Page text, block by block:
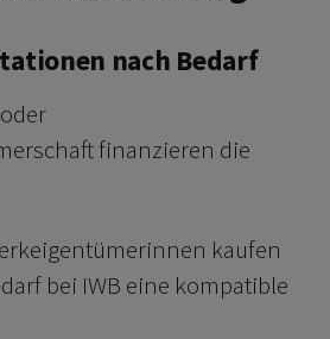
nach Bedarf
finanzieren die
kaufen
bei IWB eine kompatible